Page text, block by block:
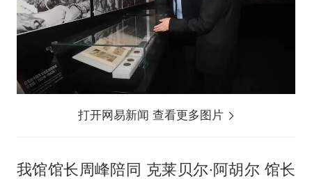
打开网易新闻 查看更多图片
我馆馆长周峰陪同 克莱贝尔·阿胡尔 馆长